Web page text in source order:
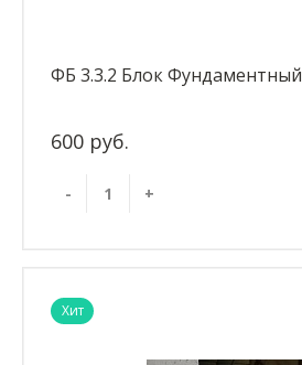
ФБ 3.3.2 Блок Фундаментный
600 руб.
- +
Хит